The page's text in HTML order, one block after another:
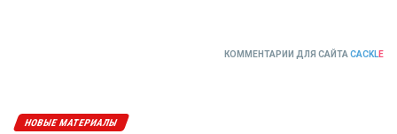
КОММЕНТАРИИ ДЛЯ САЙТА CACKLE
НОВЫЕ МАТЕРИАЛЫ